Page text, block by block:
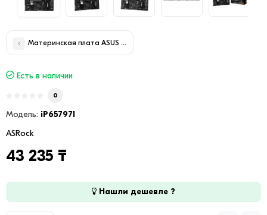
Есть в наличии
0
Модель: iP657971
ASRock
43 235 ₸
Нашли дешевле ?